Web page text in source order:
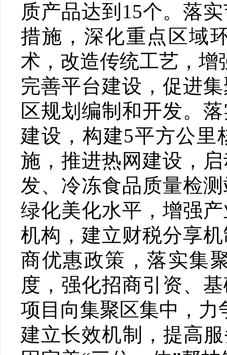
质产品达到15个。落
措施，深化重点区域
术，改造传统工艺，增
完善平台建设，促进
区规划编制和开发。
建设，构建5平方公里
施，推进热网建设，
发、冷冻食品质量检
绿化美化水平，增强
机构，建立财税分享
商优惠政策，落实集
度，强化招商引资、
项目向集聚区集中，力
建立长效机制，提高